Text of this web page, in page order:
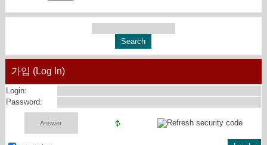
가입 (Log In)
Login:
Password: